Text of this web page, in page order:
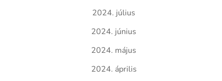
2024. július
2024. június
2024. május
2024. április